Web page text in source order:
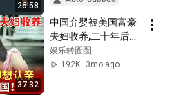
26:58
37:32
中国弃婴被美国富豪
夫妇收养,二十年后亲
生父母却想认亲，鉴
定结果揭开震惊全
娱乐转圈圈
192K
3mo ago